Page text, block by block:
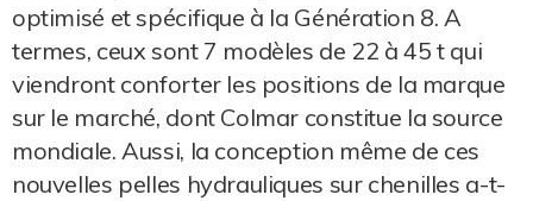
optimisé et spécifique à la Génération 8. A
termes, ceux sont 7 modèles de 22 à 45 t qui
viendront conforter les positions de la marque
sur le marché, dont Colmar constitue la source
mondiale. Aussi, la conception même de ces
nouvelles pelles hydrauliques sur chenilles a-t-